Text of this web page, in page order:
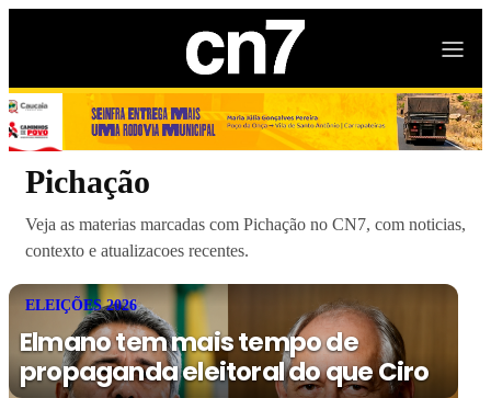
Pichação
Veja as materias marcadas com Pichação no CN7, com noticias,
contexto e atualizacoes recentes.
ELEIÇÕES 2026
Elmano tem mais tempo de
propaganda eleitoral do que Ciro